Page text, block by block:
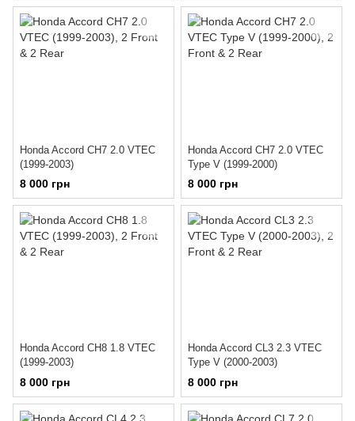
Honda Accord CH7 2.0 VTEC
(1999-2003)
8 000 грн
Honda Accord CH7 2.0 VTEC
Type V (1999-2000)
8 000 грн
Honda Accord CH8 1.8 VTEC
(1999-2003)
8 000 грн
Honda Accord CL3 2.3 VTEC
Type V (2000-2003)
8 000 грн